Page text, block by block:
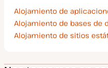
Alojamiento de
Alojamiento de bases de
Alojamiento de sitios